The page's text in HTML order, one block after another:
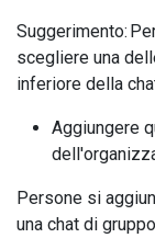
Suggerimento:
scegliere una
inferiore della
Aggiungere
Persone si
una chat di